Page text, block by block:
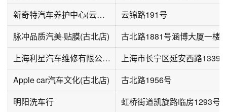
新奇特汽车养护中心(云锦路店)
云锦路191号
脉冲品质汽美·贴膜(古北店)
古北路1881号涵博大厦一楼
上海利星汽车维修有限公司(延安西路分公司)
Apple car汽车文化(古北店)
古北路1956号
明阳洗车行